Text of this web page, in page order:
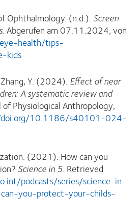
Ophthalmology. (n.d.). Screen
.Abgerufen am 07.11.2024, von
health/tips-
kids
Y. (2024). Effect of near
A systematic review and
of Physiological Anthropology,
10.1186/s40101-024-
(2021). How can you
Science in 5. Retrieved
podcasts/series/science-in-
you-protect-your-childs-